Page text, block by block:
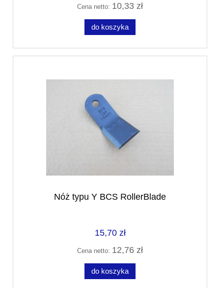
Cena netto: 10,33 zł
do koszyka
Nóż typu Y BCS RollerBlade
15,70 zł
Cena netto: 12,76 zł
do koszyka